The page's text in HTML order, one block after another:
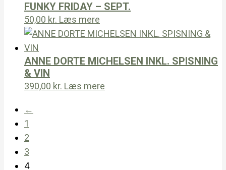
FUNKY FRIDAY – SEPT.
50,00 kr. Læs mere
ANNE DORTE MICHELSEN INKL. SPISNING
& VIN
390,00 kr. Læs mere
←
1
2
3
4